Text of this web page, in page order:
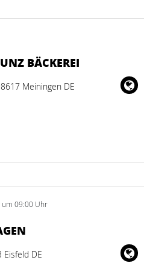
BÄCKEREI
Meiningen DE
um 09:00 Uhr
DE